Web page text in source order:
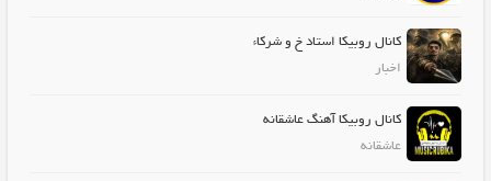
کانال روبیکا استاد خ و شرکاء
اخبار
کانال روبیکا آهنگ عاشقانه
عاشقانه